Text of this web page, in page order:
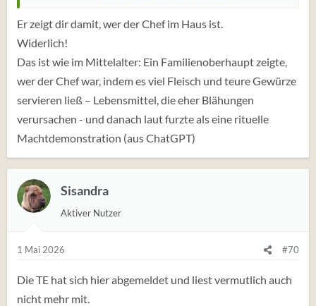
Ich finde es Ekelhaft, weil es manchmalwiderlich riecht
und ich nicht weg kann. Er liegt dann irgendwie
schwerer auf mir als vorher und er möchte daran auch
nichts ändern.
Für mich wird das langsam zu einem echten Lustkiller.
Er meint, dass das normal sei.
Stimmt das?
Er zeigt dir damit, wer der Chef im Haus ist.
Widerlich!
Das ist wie im Mittelalter: Ein Familienoberhaupt zeigte,
wer der Chef war, indem es viel Fleisch und teure Gewürze
servieren ließ – Lebensmittel, die eher Blähungen
verursachen - und danach laut furzte als eine rituelle
Machtdemonstration (aus ChatGPT)
Sisandra
Aktiver Nutzer
1 Mai 2026 #70
Die TE hat sich hier abgemeldet und liest vermutlich auch
nicht mehr mit.